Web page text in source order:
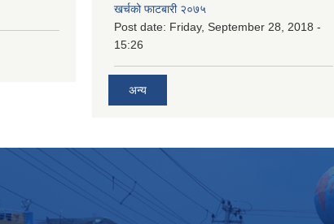
खर्चको फाटबारी २०७५
Post date: Friday, September 28, 2018 -
15:26
अन्य